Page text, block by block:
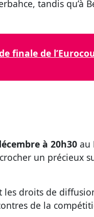
tandis qu’à
finale de
à 20h30 au
un précieux
droits de
de la